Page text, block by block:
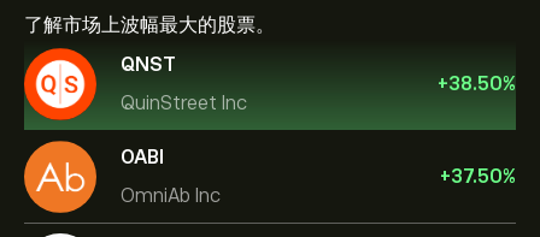
了解市场上波幅最大的股票。
QNST
QuinStreet Inc
+38.50%
OABI
OmniAb Inc
+37.50%